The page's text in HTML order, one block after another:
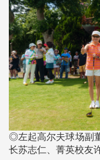
◎左起高尔夫球场副
长苏志仁、菁英校友